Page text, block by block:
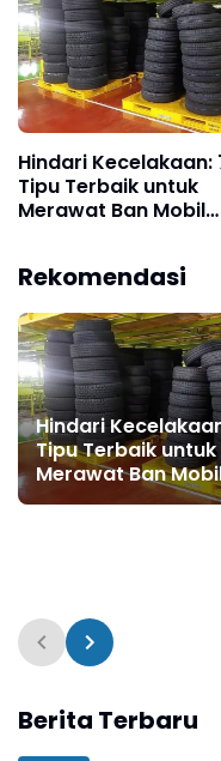
Hindari Kecelakaan:
Tipu Terbaik untuk
Merawat Ban Mobil
Rekomendasi
Hindari
Tipu Terbaik untuk
Merawat Ban
Agar Tak Cepat
Berita Terbaru